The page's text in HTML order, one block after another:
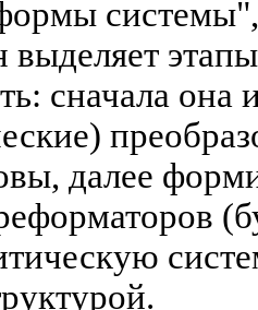
выделяет
сначала
далее